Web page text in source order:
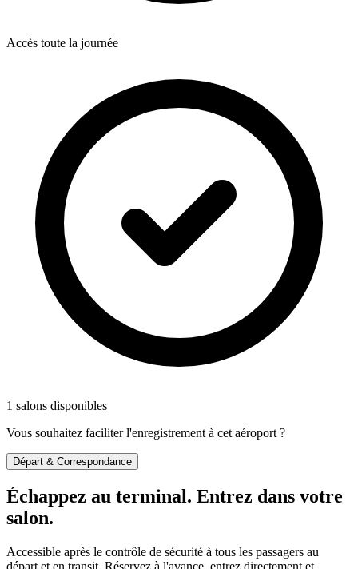
Accès toute la journée
1 salons disponibles
Vous souhaitez faciliter l'enregistrement à cet aéroport ?
Départ & Correspondance
Échappez au terminal. Entrez dans votre
salon.
Accessible après le contrôle de sécurité à tous les passagers au
départ et en transit. Réservez à l'avance, entrez directement et